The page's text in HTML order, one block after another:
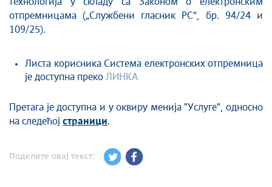
отпремницама („Службени гласник РС“, бр. 94/24 и
109/25).
Листа корисника Система електронских отпремница
је доступна преко ЛИНКА
Претага је доступна и у оквиру менија "Услуге", односно
на следећој страници.
Поделите овај текст: